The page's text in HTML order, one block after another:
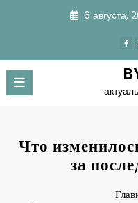
6 августа,
Что
за